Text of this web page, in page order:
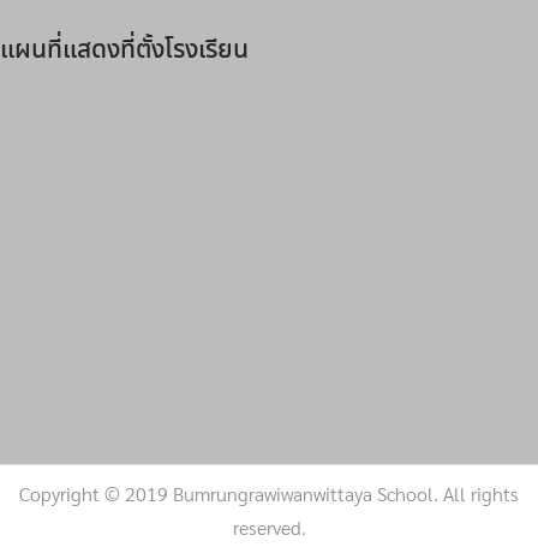
แผนที่แสดงที่ตั้งโรงเรียน
Copyright © 2019 Bumrungrawiwanwittaya School. All rights
reserved.